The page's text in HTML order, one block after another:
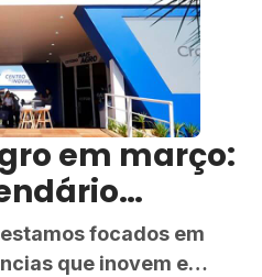
batendo recordes na
de volta […]
em março:
focados em
que inovem e